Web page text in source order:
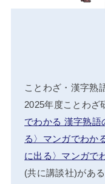
ことわざ・漢字熟
2025年度ことわざ
でわかる 漢字熟語
る〉マンガでわか
に出る〉マンガで
(共に講談社)があ